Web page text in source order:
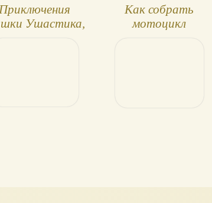
Приключения
Ушастика,
Как собрать
мотоцикл